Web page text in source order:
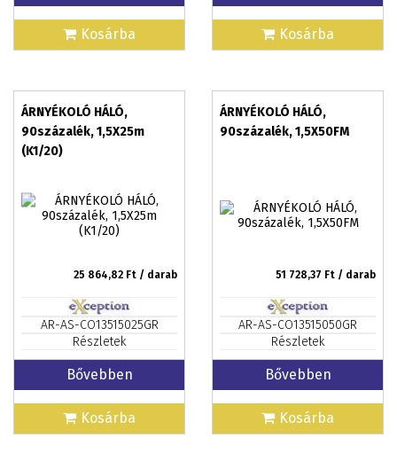
Kosárba Kosárba
ÁRNYÉKOLÓ HÁLÓ,
90százalék, 1,5X25m
(K1/20)
25 864,82 Ft / darab
AR-AS-CO13515025GR
Részletek
Bővebben
Kosárba
ÁRNYÉKOLÓ HÁLÓ,
90százalék, 1,5X50FM
51 728,37 Ft / darab
AR-AS-CO13515050GR
Részletek
Bővebben
Kosárba